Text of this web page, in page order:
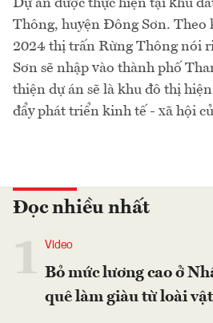
Dự án được thực hiện tại khu
Thông, huyện Đông Sơn. Theo
2024 thị trấn Rừng Thông nói
Sơn sẽ nhập vào thành phố
thiện dự án sẽ là khu đô thị
đẩy phát triển kinh tế - xã hội
Đọc nhiều nhất
Video
Bỏ mức lương cao ở
quê làm giàu từ loài